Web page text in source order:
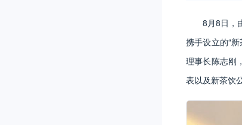
8月8日，
携手设立的“
理事长陈志刚
表以及新茶饮